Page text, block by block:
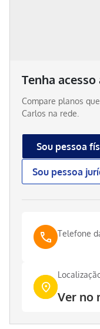
Tenha
Compare planos
Carlos na rede.
Sou pessoa
Sou pessoa
Telefone
Ver no